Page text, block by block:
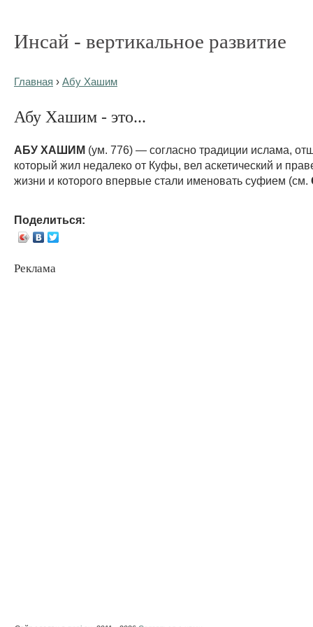
Инсай - вертикальное развитие
Главная › Абу Хашим
Абу Хашим - это...
АБУ ХАШИМ (ум. 776) — согласно традиции ислама,
который жил недалеко от Куфы, вел аскетический и
жизни и которого впервые стали именовать суфием (см.
Поделиться:
Реклама